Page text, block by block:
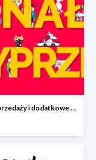
Finał wyprzedaży i dodatkowe 15%